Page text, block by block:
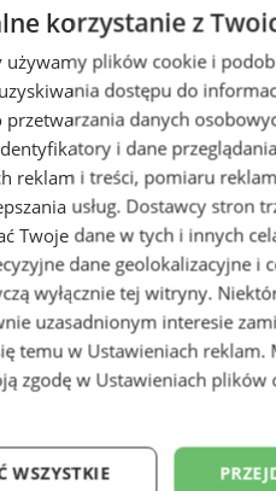
Optyk, okulista
z częściami online!
www -Zabrze
korzystanie z
używamy plików cookie i
dostępu do
przetwarzania danych
i dane
reklam i treści, pomiaru
usług. Dostawcy stron
Twoje dane w tych i innych
dane geolokalizacyjne i
wyłącznie tej witryny.
uzasadnionym interesie
temu w Ustawieniach reklam.
zgodę w Ustawieniach plików
WSZYSTKIE